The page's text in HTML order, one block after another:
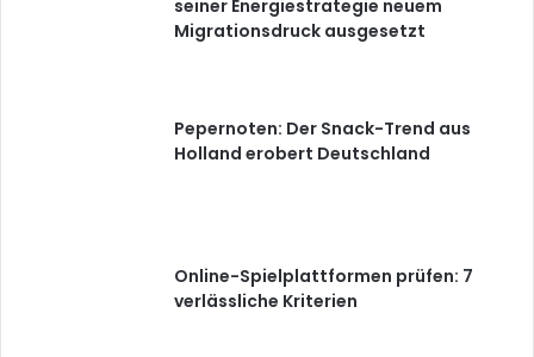
seiner Energiestrategie neuem
Migrationsdruck ausgesetzt
Pepernoten: Der Snack-Trend aus
Holland erobert Deutschland
Online-Spielplattformen prüfen: 7
verlässliche Kriterien